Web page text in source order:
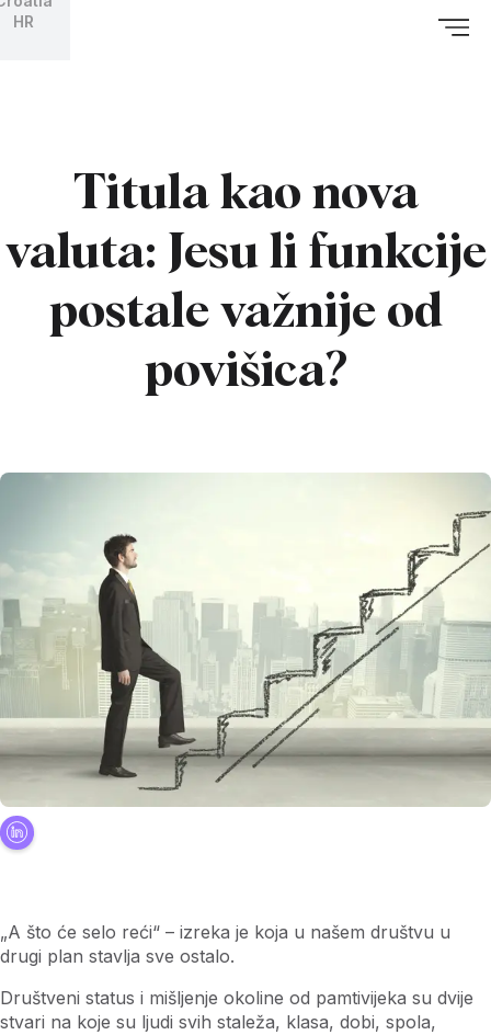
HR
Titula kao nova
valuta: Jesu li funkcije
postale važnije od
povišica?
„A što će selo reći“ – izreka je koja u našem društvu u
drugi plan stavlja sve ostalo.
Društveni status i mišljenje okoline od pamtivijeka su dvije
stvari na koje su ljudi svih staleža, klasa, dobi, spola,